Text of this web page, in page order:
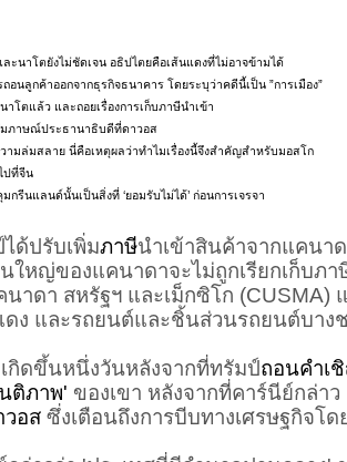
นาโตยังไม่ชัดเจน อธิปไตยคือเส้นแดงที่ไม่อาจข้ามได้
อนลูกค้าออกจากธุรกิจธนาคาร โดยระบุว่าคดีนี้เป็น ”การเมือง”
โตแล้ว และถอยเรื่องการเก็บภาษีนำเข้า
มภาษณ์ประธานาธิบดีที่ดาวอส
มล่มสลาย นี่คือเหตุผลว่าทำไมเรื่องนี้จึงสำคัญสำหรับมอสโก
ปที่จีน
รีนแลนด์นั้นเป็นสิ่งที่ ‘ยอมรับไม่ได้’ ก่อนการเจรจา
ด้ปรับเพิ่มภาษีนำเข้าสินค้าจากแคนา
ใหญ่ของแคนาดาจะไม่ถูกเรียกเก็บภา
าดา สหรัฐฯ และเม็กซิโก (CUSMA)
ดง และรถยนต์และชิ้นส่วนรถยนต์บาง
ดขึ้นหนึ่งวันหลังจากที่ทรัมป์ถอนคำเ
ติภาพ' ของเขา หลังจากที่คาร์นีย์กล่าว
วอส ซึ่งเตือนถึงการบีบทางเศรษฐกิจโด